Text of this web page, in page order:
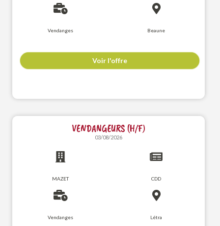
Vendanges Beaune
Voir l'offre
VENDANGEURS (H/F)
03/08/2026
MAZET CDD
Vendanges Létra